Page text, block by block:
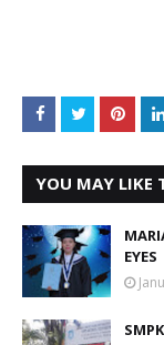
YOU MAY LIKE
EYES